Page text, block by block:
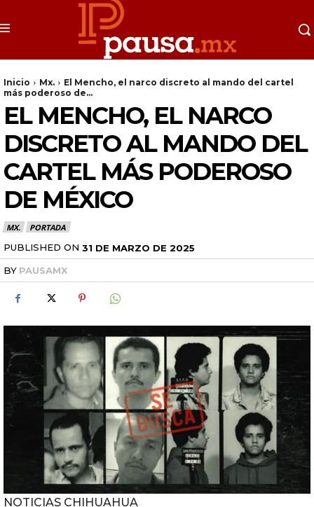
Inicio Mx.
El Mencho, el narco discreto al mando del cartel
más poderoso de...
EL MENCHO, EL NARCO
DISCRETO AL MANDO DEL
CARTEL MÁS PODEROSO
DE MÉXICO
MX. PORTADA
PUBLISHED ON 31 DE MARZO DE 2025
BY PAUSAMX
NOTICIAS CHIHUAHUA